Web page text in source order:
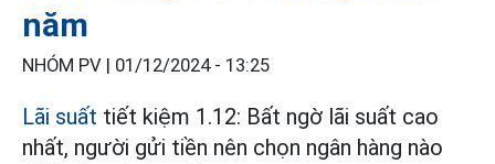
năm
NHÓM PV | 01/12/2024 - 13:25
Lãi suất tiết kiệm 1.12: Bất ngờ lãi suất cao
nhất, người gửi tiền nên chọn ngân hàng nào